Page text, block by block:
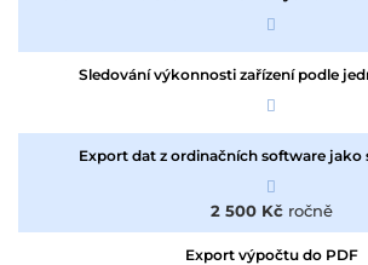
Sledování výkonnosti zařízení podle
Export dat z ordinačních software jako
2 500 Kčročně
Export výpočtu do PDF